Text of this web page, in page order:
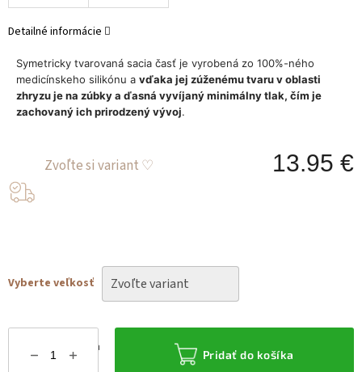
13.95 €
Vyberte veľkosť
Možnosti doručenia Pridať do košíka
Symetricky tvarovaná sacia časť je vyrobená zo 100%-ného
medicínskeho silikónu a vďaka jej zúženému tvaru v oblasti
zhryzu je na zúbky a ďasná vyvíjaný minimálny tlak, čím je
zachovaný ich prirodzený vývoj.
Detailné informácie